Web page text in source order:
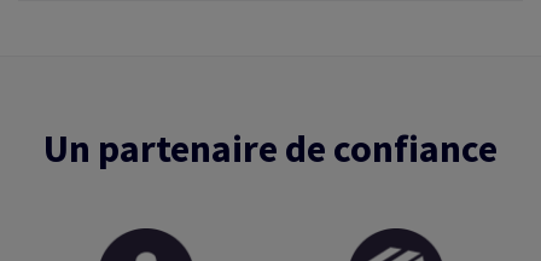
Un partenaire de confiance